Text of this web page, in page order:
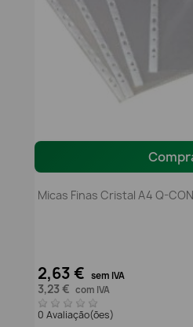
Micas Finas Cristal A4 Q-
2,63 € sem IVA
3,23 € com IVA
0 Avaliação(ões)